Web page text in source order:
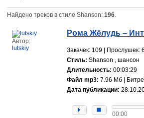
Найдено треков в стиле Shanson: 196
Автор:
lutskiy
Рома Жёлудь –
Закачек: 109 | Прослушек:
Стиль: Shanson , шансон
Длительность: 00:03:29
Файл mp3: 7.96 Мб |
Дата публикации:
00:00